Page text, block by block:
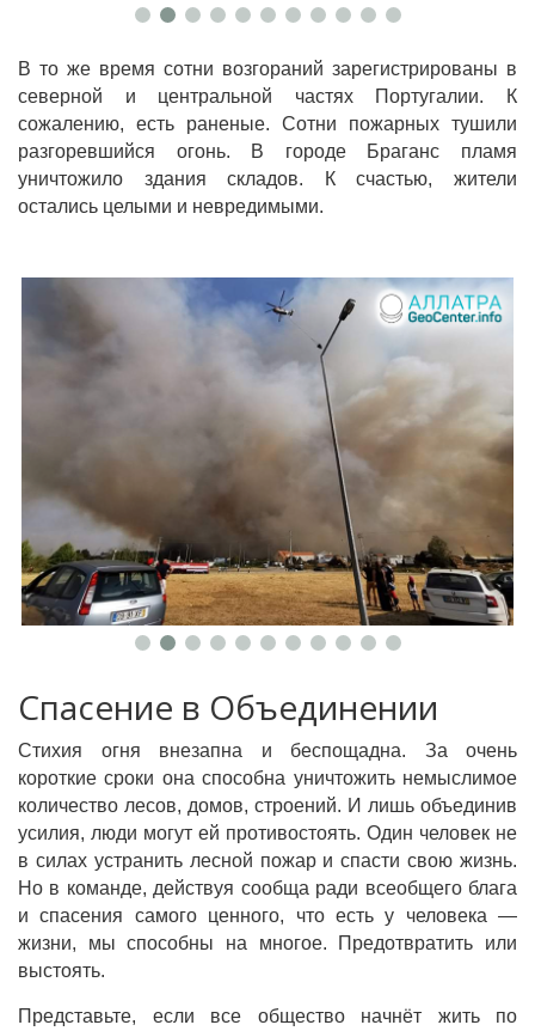
В то же время сотни возгораний зарегистрированы в
северной и центральной частях Португалии. К
сожалению, есть раненые. Сотни пожарных тушили
разгоревшийся огонь. В городе Браганс пламя
уничтожило здания складов. К счастью, жители
остались целыми и невредимыми.
Спасение в Объединении
Стихия огня внезапна и беспощадна. За очень
короткие сроки она способна уничтожить немыслимое
количество лесов, домов, строений. И лишь объединив
усилия, люди могут ей противостоять. Один человек не
в силах устранить лесной пожар и спасти свою жизнь.
Но в команде, действуя сообща ради всеобщего блага
и спасения самого ценного, что есть у человека —
жизни, мы способны на многое. Предотвратить или
выстоять.
Представьте, если все общество начнёт жить по